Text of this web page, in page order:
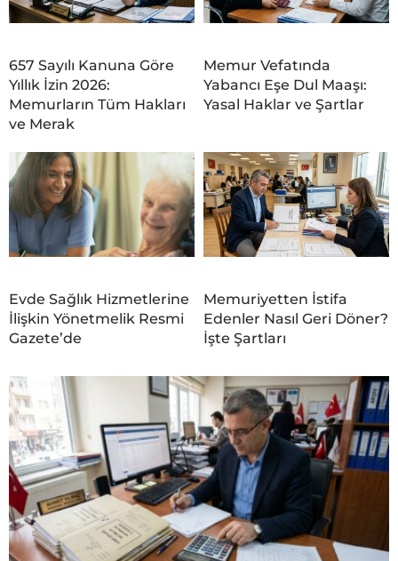
657 Sayılı Kanuna Göre
Yıllık İzin 2026:
Memurların Tüm Hakları
ve Merak
Memur Vefatında
Yabancı Eşe Dul Maaşı:
Yasal Haklar ve Şartlar
Evde Sağlık Hizmetlerine
İlişkin Yönetmelik Resmi
Gazete’de
Memuriyetten İstifa
Edenler Nasıl Geri Döner?
İşte Şartları